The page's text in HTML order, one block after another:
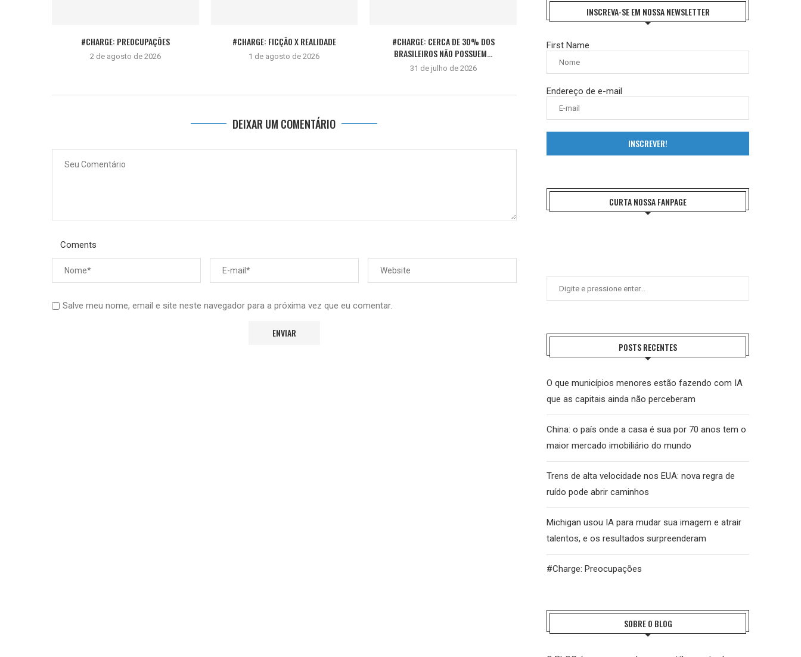
#CHARGE: PREOCUPAÇÕES
2 de agosto de 2026
#CHARGE: FICÇÃO X REALIDADE
1 de agosto de 2026
#CHARGE: CERCA DE 30% DOS
BRASILEIROS NÃO POSSUEM...
31 de julho de 2026
DEIXAR UM COMENTÁRIO
Coments
Salve meu nome, email e site neste navegador para a próxima vez que eu comentar.
INSCREVA-SE EM NOSSA NEWSLETTER
First Name
Endereço de e-mail
INSCREVER!
CURTA NOSSA FANPAGE
POSTS RECENTES
O que municípios menores estão fazendo com IA
que as capitais ainda não perceberam
China: o país onde a casa é sua por 70 anos tem o
maior mercado imobiliário do mundo
Trens de alta velocidade nos EUA: nova regra de
ruído pode abrir caminhos
Michigan usou IA para mudar sua imagem e atrair
talentos, e os resultados surpreenderam
#Charge: Preocupações
SOBRE O BLOG